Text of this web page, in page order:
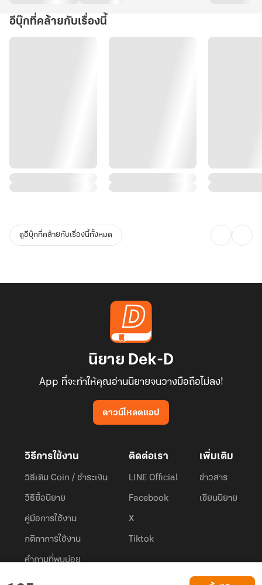
อีบุ๊กที่คล้ายกับเรื่องนี้
ดูอีบุ๊กที่คล้ายกับเรื่องนี้ทั้งหมด
นิยาย Dek-D
App ที่จะทำให้คุณอ่านนิยายจนวางมือถือไม่ลง!
ดาวน์โหลดแอป
วิธีการใช้งาน
วิธีเติม Coin / ชำระเงิน
วิธีซื้อนิยาย
คู่มือการใช้งาน
กติกาการใช้งาน
คำถามที่พบบ่อย
ติดต่อเรา
LINE Official
Facebook
X
Tiktok
เพิ่มเติม
ข่าวสาร
เขียนนิยาย